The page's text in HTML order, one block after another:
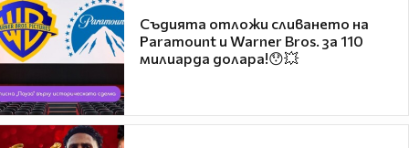
Съдията отложи сливането на
Paramount и Warner Bros. за 110
милиарда долара!😯💥